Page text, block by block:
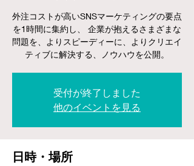
外注コストが高いSNSマーケティングの要点
を1時間に集約し、 企業が抱えるさまざまな
問題を、よりスピーディーに、よりクリエイ
ティブに解決する、ノウハウを公開。
受付が終了しました
他のイベントを見る
日時・場所